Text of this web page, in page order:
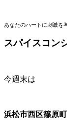
あなたのハートに刺激を
スパイスコン
今週末は
浜松市西区篠原町